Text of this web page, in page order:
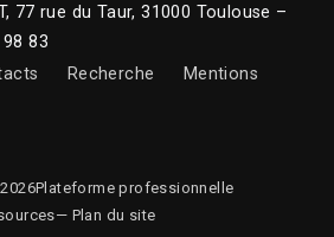
77 rue du Taur, 31000 Toulouse –
83
Recherche
Mentions
Plateforme professionnelle
— Plan du site